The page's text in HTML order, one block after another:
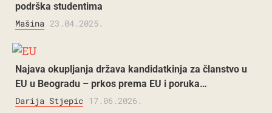
podrška studentima
Mašina 23.04.2025.
Najava okupljanja država kandidatkinja za članstvo u
EU u Beogradu – prkos prema EU i poruka…
Darija Stjepic 17.06.2026.